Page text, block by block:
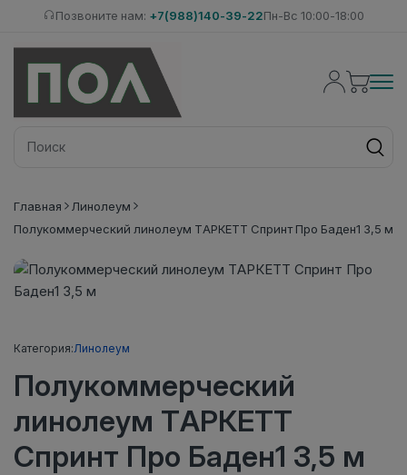
Позвоните нам: +7(988)140-39-22Пн-Вс 10:00-18:00
Главная
Линолеум
Полукоммерческий линолеум ТАРКЕТТ Спринт Про Баден1 3,5 м
Категория:Линолеум
Полукоммерческий
линолеум ТАРКЕТТ
Спринт Про Баден1 3,5 м